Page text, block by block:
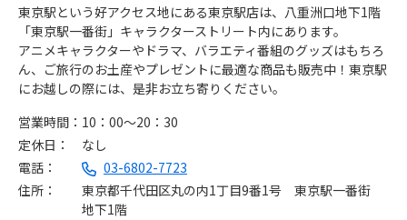
東京駅という好アクセス地にある東京駅店は、八重洲口地下1階
「東京駅一番街」キャラクターストリート内にあります。
アニメキャラクターやドラマ、バラエティ番組のグッズはもちろ
ん、ご旅行のお土産やプレゼントに最適な商品も販売中！東京駅
にお越しの際には、是非お立ち寄りください。
営業時間
10：00～20：30
定休日
なし
電話
03-6802-7723
住所
東京都千代田区丸の内1丁目9番1号 東京駅一番街
地下1階